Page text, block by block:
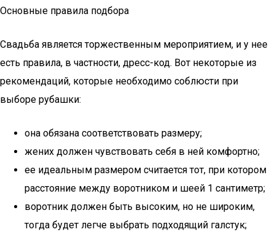
Основные правила подбора
Свадьба является торжественным мероприятием, и у нее
есть правила, в частности, дресс-код. Вот некоторые из
рекомендаций, которые необходимо соблюсти при
выборе рубашки:
она обязана соответствовать размеру;
жених должен чувствовать себя в ней комфортно;
ее идеальным размером считается тот, при котором
расстояние между воротником и шеей 1 сантиметр;
воротник должен быть высоким, но не широким,
тогда будет легче выбрать подходящий галстук;